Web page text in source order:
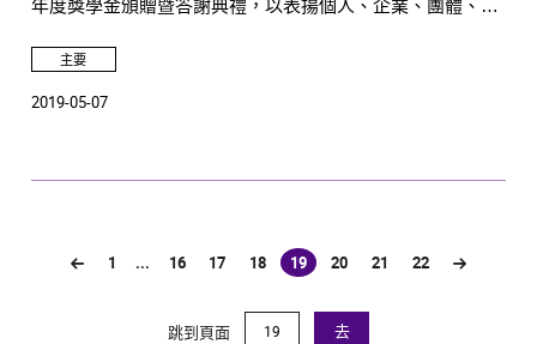
年度獎學金頒贈暨答謝典禮，以表揚個人、企業、團體、各
生在2018/19年度共獲得532項獎學金，總值逾1,600萬港
主要
2019-05-07
1 ... 16 17 18 19
(current)
20 21 22
跳到頁面 去